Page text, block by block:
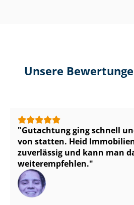
Unsere
Gutachtung ging schnell
von statten. Heid
zuverlässig und kann man
weiterempfehlen.